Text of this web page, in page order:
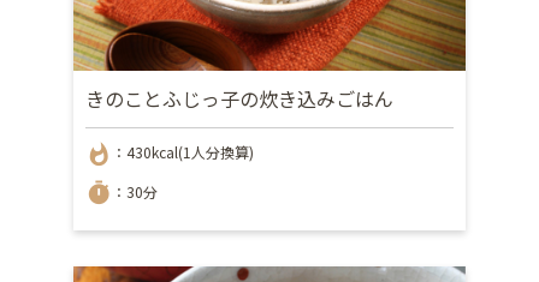
きのことふじっ子の炊き込みごはん
whatshot ：430kcal(1人分換算)
timer ：30分